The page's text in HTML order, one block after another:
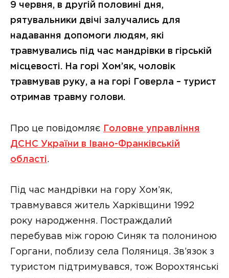
9 червня, в другій половині дня,
рятувальники двічі залучались для
надавання допомоги людям, які
травмувались під час мандрівки в гірській
місцевості. На горі Хом’як, чоловік
травмував руку, а на горі Говерла – турист
отримав травму голови.
Про це повідомляє
Головне управління
ДСНС України в Івано-Франківській
області.
Під час мандрівки на гору Хом’як,
травмувався житель Харківщини 1992
року народження. Постраждалий
перебував між горою Синяк та полониною
Горгани, поблизу села Поляниця. Зв’язок з
туристом підтримувався, тож Ворохтянські